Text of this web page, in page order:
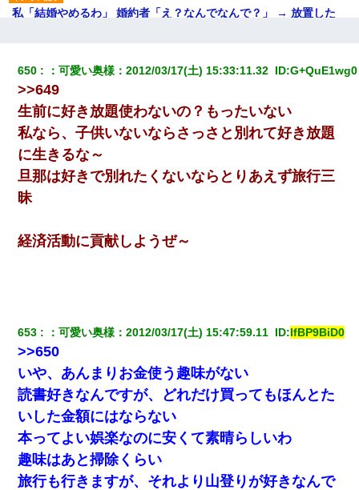
私「結婚やめるわ」 婚約者「え？なんでなんで？」 → 放置した
最近うちの庭に知らない男の人がしょっちゅう入ってくる。それ
を職場で愚痴ったら、同僚男性が怒鳴りつけてきた。
中途採用のAが部長から呼び出された。Aはヘラヘラと部屋に入っ
ていき、1時間後に号泣しながら出てきて…
彼氏の家に泊まる事になり、ゲームで盛り上がってさぁ寝よう！
と電気を消すとミシッって音が…彼「ちょっと待ってて」→勢い
よくドアを開けるとなんと…
婚活パーティーでよく会う美女がいた。こんな完璧な容姿を持っ
てしても結婚て難しいんだなぁ…と思ってた
友人「酒の勢いで女先輩をホテルに連れ込んだｗｗｗｗｗ」俺
「…」
彼女にプロポーズしてOK貰った俺、告げられた結婚条件にブチ切
れて無事婚約破棄・・・
昨日37歳のおばさんと行為したんだけどめちゃくちゃだった
650 ：可愛い奥様 ：2012/03/17(土) 15:33:11.32 ID:G+QuE1wg0
>>649
生前に好き放題使わないの？もったいない
私なら、子供いないならさっさと別れて好き放題
に生きるな～
旦那は好きで別れたくないならとりあえず旅行三
昧
経済活動に貢献しようぜ～
653 ：可愛い奥様 ：2012/03/17(土) 15:47:59.11 ID:lfBP9BiD0
>>650
いや、あんまりお金使う趣味がない
読書好きなんですが、どれだけ買ってもほんとた
いした金額にはならない
本ってよい娯楽なのに安くて素晴らしいわ
趣味はあと掃除くらい
旅行も行きますが、それより山登りが好きなんで